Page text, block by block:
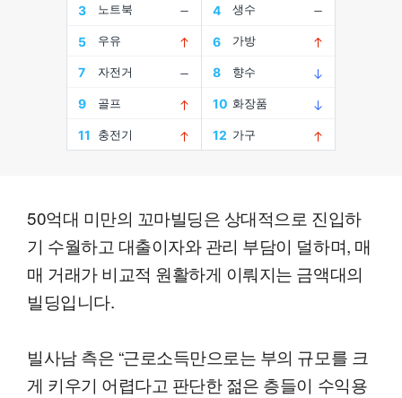
50억대 미만의 꼬마빌딩은 상대적으로 진입하
기 수월하고 대출이자와 관리 부담이 덜하며, 매
매 거래가 비교적 원활하게 이뤄지는 금액대의
빌딩입니다.
빌사남 측은 “근로소득만으로는 부의 규모를 크
게 키우기 어렵다고 판단한 젊은 층들이 수익용